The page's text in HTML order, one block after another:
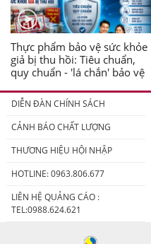
Thực phẩm bảo vệ sức khỏe
giả bị thu hồi: Tiêu chuẩn,
quy chuẩn - 'lá chắn' bảo vệ
DIỄN ĐÀN CHÍNH SÁCH
CẢNH BÁO CHẤT LƯỢNG
THƯƠNG HIỆU HỘI NHẬP
HOTLINE: 0963.806.677
LIÊN HỆ QUẢNG CÁO :
TEL:0988.624.621